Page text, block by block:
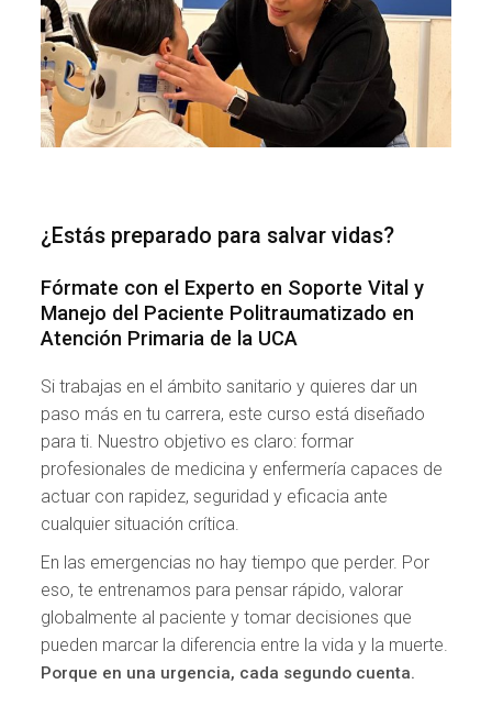
¿Estás preparado para salvar vidas?
Fórmate con el Experto en Soporte Vital y
Manejo del Paciente Politraumatizado en
Atención Primaria de la UCA
Si trabajas en el ámbito sanitario y quieres dar un
paso más en tu carrera, este curso está diseñado
para ti. Nuestro objetivo es claro: formar
profesionales de medicina y enfermería capaces de
actuar con rapidez, seguridad y eficacia ante
cualquier situación crítica.
En las emergencias no hay tiempo que perder. Por
eso, te entrenamos para pensar rápido, valorar
globalmente al paciente y tomar decisiones que
pueden marcar la diferencia entre la vida y la muerte.
Porque en una urgencia, cada segundo cuenta.